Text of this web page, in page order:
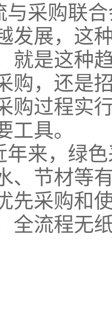
与采购联
发展，这
就是这种
购，还是
购过程实
工具。
年来，绿
、节材等
先采购和
全流程无